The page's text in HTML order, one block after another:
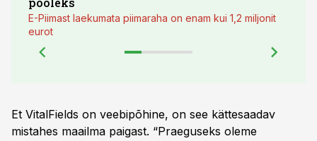
E-Piimast laekumata piimaraha on enam kui 1,2 miljonit
eurot
Et VitalFields on veebipõhine, on see kättesaadav
mistahes maailma paigast. “Praeguseks oleme